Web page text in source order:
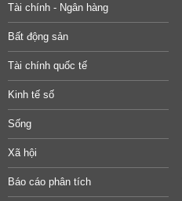
Tài chính - Ngân hàng
Bất động sản
Tài chính quốc tế
Kinh tế số
Sống
Xã hội
Báo cáo phân tích